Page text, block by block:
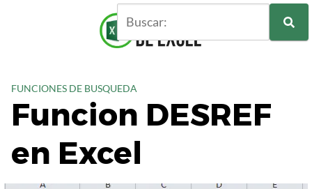
FUNCIONES DE BUSQUEDA
Funcion DESREF
en Excel